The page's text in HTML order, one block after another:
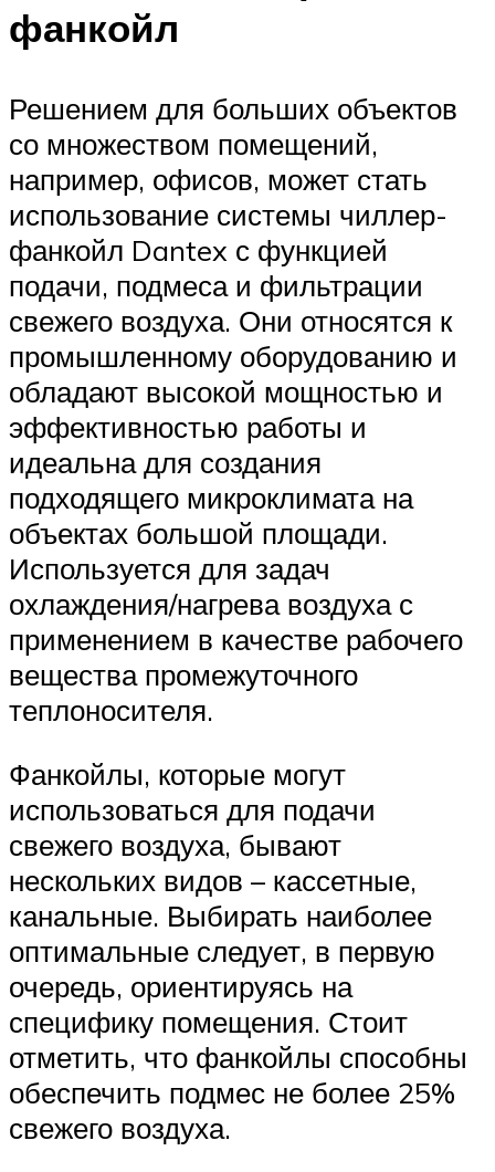
фанкойл
Решением для больших объектов
со множеством помещений,
например, офисов, может стать
использование системы чиллер-
фанкойл Dantex с функцией
подачи, подмеса и фильтрации
свежего воздуха. Они относятся к
промышленному оборудованию и
обладают высокой мощностью и
эффективностью работы и
идеальна для создания
подходящего микроклимата на
объектах большой площади.
Используется для задач
охлаждения/нагрева воздуха с
применением в качестве рабочего
вещества промежуточного
теплоносителя.
Фанкойлы, которые могут
использоваться для подачи
свежего воздуха, бывают
нескольких видов – кассетные,
канальные. Выбирать наиболее
оптимальные следует, в первую
очередь, ориентируясь на
специфику помещения. Стоит
отметить, что фанкойлы способны
обеспечить подмес не более 25%
свежего воздуха.